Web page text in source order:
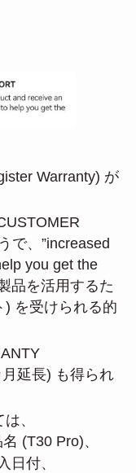
Warranty) が
で、”increased
you get the
品を活用するた
を受けられる的
延長) も得られ
、
(T30 Pro)、
日付、